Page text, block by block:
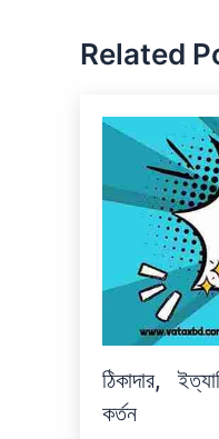
Related
ঠিকাদার,
কর্তন